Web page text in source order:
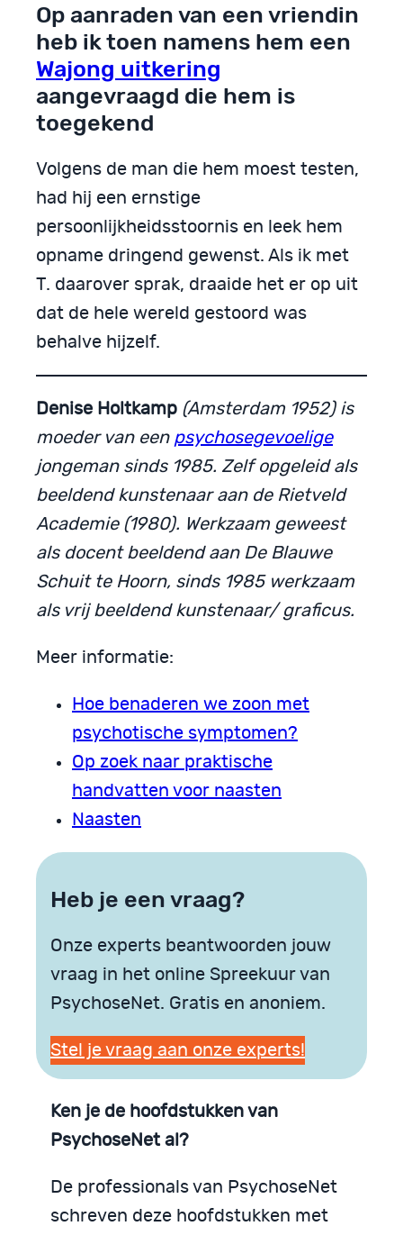
Op aanraden van een vriendin
heb ik toen namens hem een
Wajong uitkering
aangevraagd die hem is
toegekend
Volgens de man die hem moest testen,
had hij een ernstige
persoonlijkheidsstoornis en leek hem
opname dringend gewenst. Als ik met
T. daarover sprak, draaide het er op uit
dat de hele wereld gestoord was
behalve hijzelf.
Denise Holtkamp (Amsterdam 1952) is
moeder van een psychosegevoelige
jongeman sinds 1985. Zelf opgeleid als
beeldend kunstenaar aan de Rietveld
Academie (1980). Werkzaam geweest
als docent beeldend aan De Blauwe
Schuit te Hoorn, sinds 1985 werkzaam
als vrij beeldend kunstenaar/ graficus.
Meer informatie:
Hoe benaderen we zoon met
psychotische symptomen?
Op zoek naar praktische
handvatten voor naasten
Naasten
Heb je een vraag?
Onze experts beantwoorden jouw
vraag in het online Spreekuur van
PsychoseNet. Gratis en anoniem.
Stel je vraag aan onze experts!
Ken je de hoofdstukken van
PsychoseNet al?
De professionals van PsychoseNet
schreven deze hoofdstukken met